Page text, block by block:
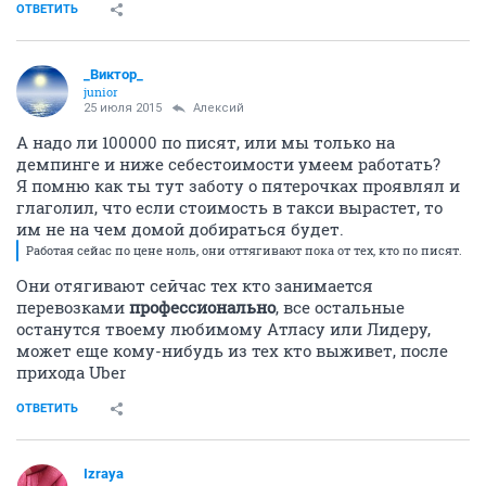
ОТВЕТИТЬ
_Виктор_
juniоr
25 июля 2015 Алексий
А надо ли 100000 по писят, или мы только на
демпинге и ниже себестоимости умеем работать?
Я помню как ты тут заботу о пятерочках проявлял и
глаголил, что если стоимость в такси вырастет, то
им не на чем домой добираться будет.
Работая сейас по цене ноль, они оттягивают пока от тех, кто по писят.
Они отягивают сейчас тех кто занимается
перевозками профессионально, все остальные
останутся твоему любимому Атласу или Лидеру,
может еще кому-нибудь из тех кто выживет, после
прихода Uber
ОТВЕТИТЬ
Izraya